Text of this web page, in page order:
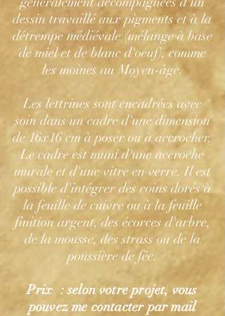
dessin travaillé aux pigments et à la
détrempe médiévale (mélange à base
de miel et de blanc d'oeuf), comme
les moines au Moyen-âge.
Les lettrines sont encadrées avec
soin dans un cadre d'une dimension
de 16x16 cm à poser ou à accrocher.
Le cadre est muni d'une accroche
murale et d'une vitre en verre. Il est
possible d'intégrer des coins dorés à
la feuille de cuivre ou à la feuille
finition argent, des écorces d'arbre,
de la mousse, des strass ou de la
poussière de fée.
Prix : selon votre projet, vous
pouvez me contacter par mail